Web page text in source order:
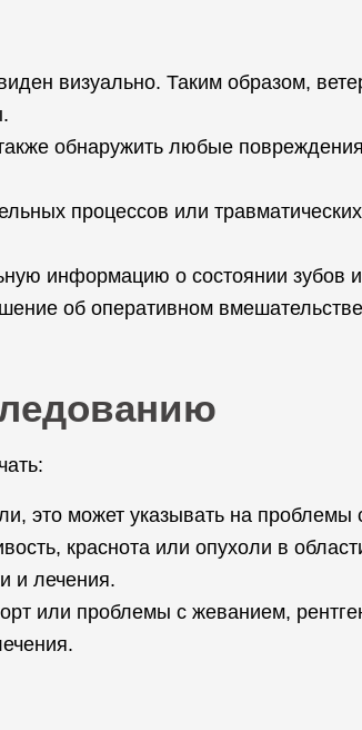
визуально. Таким образом,
обнаружить любые
процессов или травматических
информацию о состоянии зубов и
об оперативном
это может указывать на проблемы
краснота или опухоли в
и лечения.
или проблемы с жеванием,